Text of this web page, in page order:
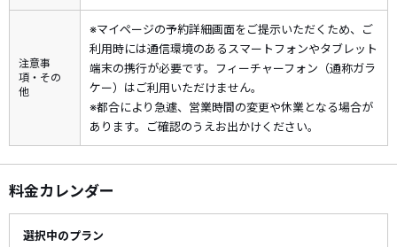
の適用を終了する場合がございます。予めご了承ください。
・割引クーポンの詳細・ご利用方法はこちら
宝物館では収蔵品を入れ替えながら公開。北条政子が奉納した
と伝える国宝「梅蒔絵手箱」の模造復元品は必見！また、刀剣
などの貴重な文化財をご覧いただけます。神社境内も、重要文
化財の御殿のほか、源頼朝と北条政子の腰掛け石、頼朝が放生
会を行ったと伝える神池などがあり、伝承を楽しみながら散策
できます。
注意事
項・その
他
※マイページの予約詳細画面をご提示いただくため、ご
利用時には通信環境のあるスマートフォンやタブレット
端末の携行が必要です。フィーチャーフォン（通称ガラ
ケー）はご利用いただけません。
※都合により急遽、営業時間の変更や休業となる場合が
あります。ご確認のうえお出かけください。
料金カレンダー
選択中のプラン